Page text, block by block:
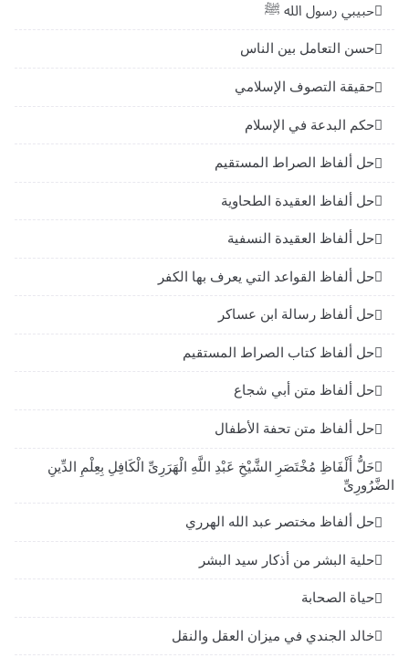
حبيبي رسول الله ﷺ
حسن التعامل بين الناس
حقيقة التصوف الإسلامي
حكم البدعة في الإسلام
حل ألفاظ الصراط المستقيم
حل ألفاظ العقيدة الطحاوية
حل ألفاظ العقيدة النسفية
حل ألفاظ القواعد التي يعرف بها الكفر
حل ألفاظ رسالة ابن عساكر
حل ألفاظ كتاب الصراط المستقيم
حل ألفاظ متن أبي شجاع
حل ألفاظ متن تحفة الأطفال
حَلُّ أَلْفَاظِ مُخْتَصَرِ الشَّيْخِ عَبْدِ اللَّهِ الْهَرَرِىِّ الْكَافِلِ بِعِلْمِ الدِّينِ
الضَّرُورِىِّ
حل ألفاظ مختصر عبد الله الهرري
حلية البشر من أذكار سيد البشر
حياة الصحابة
خالد الجندي في ميزان العقل والنقل